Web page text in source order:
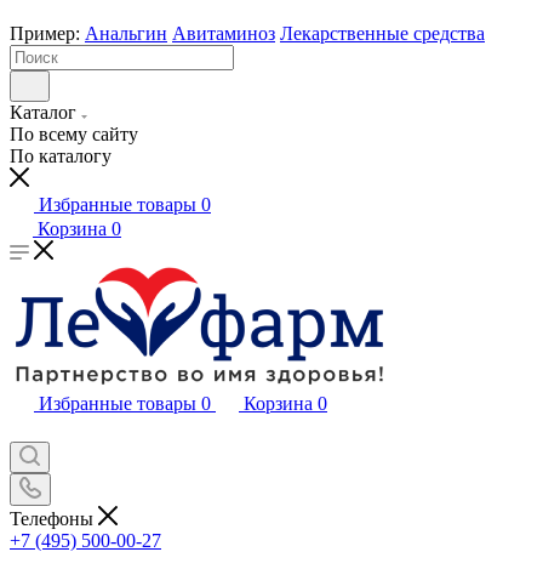
Пример: Анальгин Авитаминоз Лекарственные средства
Каталог
По всему сайту
По каталогу
Избранные товары 0
Корзина 0
Избранные товары 0 Корзина 0
Телефоны
+7 (495) 500-00-27